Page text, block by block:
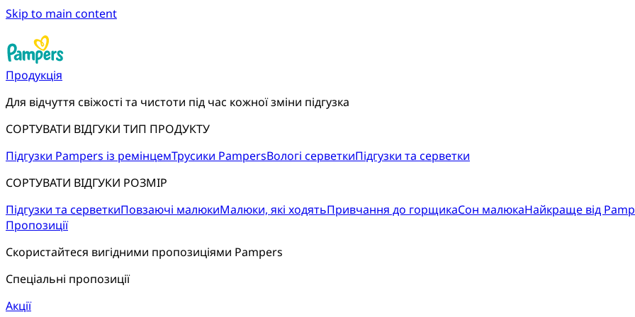
Skip to main content
Продукція
Для відчуття свіжості та чистоти під час кожної зміни підгузка
СОРТУВАТИ ВІДГУКИ ТИП ПРОДУКТУ
Підгузки Pampers із ремінцемТрусики PampersВологі серветкиПідгузки та серветки
СОРТУВАТИ ВІДГУКИ РОЗМІР
Підгузки та серветкиПовзаючі малюкиМалюки, які ходятьПривчання до горщикаСон малюкаНайкраще від
Пропозиції
Скористайтеся вигідними пропозиціями Pampers
Спеціальні пропозиції
Акції